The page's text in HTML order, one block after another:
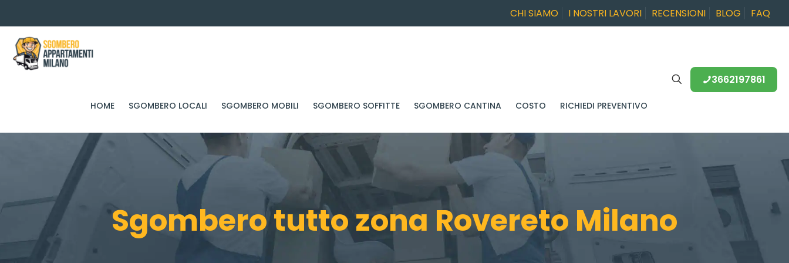
CHI SIAMO I NOSTRI LAVORI RECENSIONI BLOG FAQ
HOME SGOMBERO LOCALI SGOMBERO MOBILI SGOMBERO SOFFITTE SGOMBERO CANTINA COSTO RICHIEDI PREVENTIVO
3662197861
Sgombero tutto zona Rovereto Milano